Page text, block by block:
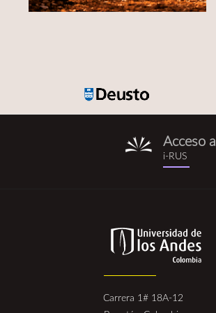
i-
rus.png
Acceso a
i-RUS
Carrera 1# 18A-12